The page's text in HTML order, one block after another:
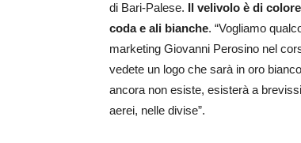
di Bari-Palese. Il velivolo è di
coda e ali bianche. “Vogliamo
marketing Giovanni Perosino nel
vedete un logo che sarà in oro
ancora non esiste, esisterà a
aerei, nelle divise”.